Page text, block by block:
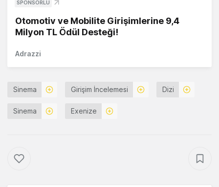
SPONSORLU
Otomotiv ve Mobilite Girişimlerine 9,4
Milyon TL Ödül Desteği!
Adrazzi
Sinema Girişim İncelemesi Dizi
Sinema Exenize